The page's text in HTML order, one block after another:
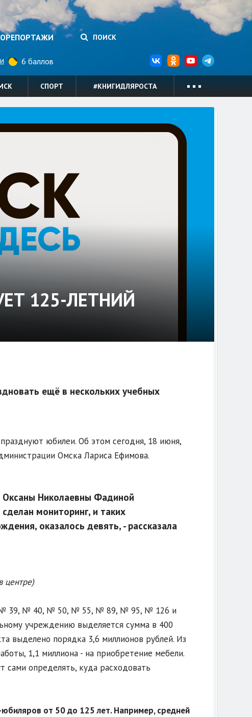
ПОИСК
6 баллов
СПОРТ #КНИГИДЛЯРОСТА
125-ЛЕТНИЙ
ещё в нескольких учебных
юбилеи. Об этом сегодня, 18 июня,
Омска Лариса Ефимова.
Оксаны Николаевны Фадиной
мониторинг, и таких
оказалось девять, - рассказала
центре)
№ 39, № 40, № 50, № 55, № 89, № 95, № 126 и
учреждению выделяется сумма в 400
выделено порядка 3,6 миллионов рублей. Из
1,1 миллиона - на приобретение мебели.
сами определять, куда расходовать
от 50 до 125 лет. Например, средней